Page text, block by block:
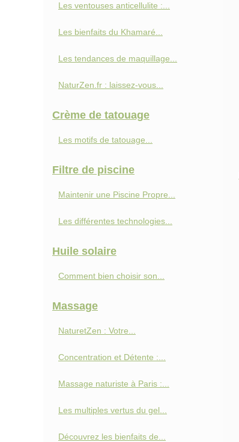
Les ventouses anticellulite :...
Les bienfaits du Khamaré...
Les tendances de maquillage...
NaturZen.fr : laissez-vous...
Crème de tatouage
Les motifs de tatouage...
Filtre de piscine
Maintenir une Piscine Propre...
Les différentes technologies...
Huile solaire
Comment bien choisir son...
Massage
NaturetZen : Votre...
Concentration et Détente :...
Massage naturiste à Paris :...
Les multiples vertus du gel...
Découvrez les bienfaits de...